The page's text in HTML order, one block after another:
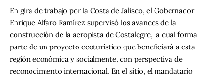
En gira de trabajo por la Costa de Jalisco, el Gobernador
Enrique Alfaro Ramírez supervisó los avances de la
construcción de la aeropista de Costalegre, la cual forma
parte de un proyecto ecoturístico que beneficiará a esta
región económica y socialmente, con perspectiva de
reconocimiento internacional. En el sitio, el mandatario